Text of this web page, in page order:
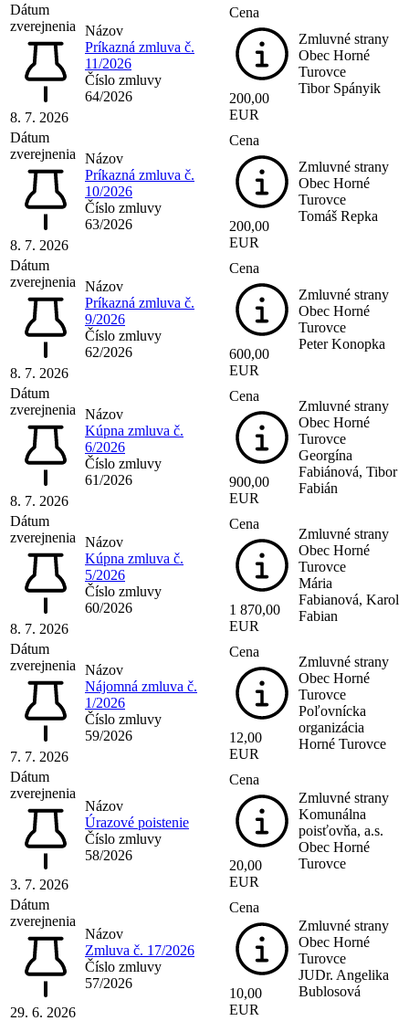
Dátum
zverejnenia
8. 7. 2026
Názov
Príkazná zmluva č.
11/2026
Číslo zmluvy
64/2026
Cena
200,00
EUR
Zmluvné strany
Obec Horné
Turovce
Tibor Spányik
Dátum
zverejnenia
8. 7. 2026
Názov
Príkazná zmluva č.
10/2026
Číslo zmluvy
63/2026
Cena
200,00
EUR
Zmluvné strany
Obec Horné
Turovce
Tomáš Repka
Dátum
zverejnenia
8. 7. 2026
Názov
Príkazná zmluva č.
9/2026
Číslo zmluvy
62/2026
Cena
600,00
EUR
Zmluvné strany
Obec Horné
Turovce
Peter Konopka
Dátum
zverejnenia
8. 7. 2026
Názov
Kúpna zmluva č.
6/2026
Číslo zmluvy
61/2026
Cena
900,00
EUR
Zmluvné strany
Obec Horné
Turovce
Georgína
Fabiánová, Tibor
Fabián
Dátum
zverejnenia
8. 7. 2026
Názov
Kúpna zmluva č.
5/2026
Číslo zmluvy
60/2026
Cena
1 870,00
EUR
Zmluvné strany
Obec Horné
Turovce
Mária
Fabianová, Karol
Fabian
Dátum
zverejnenia
7. 7. 2026
Názov
Nájomná zmluva č.
1/2026
Číslo zmluvy
59/2026
Cena
12,00
EUR
Zmluvné strany
Obec Horné
Turovce
Poľovnícka
organizácia
Horné Turovce
Dátum
zverejnenia
3. 7. 2026
Názov
Úrazové poistenie
Číslo zmluvy
58/2026
Cena
20,00
EUR
Zmluvné strany
Komunálna
poisťovňa, a.s.
Obec Horné
Turovce
Dátum
zverejnenia
29. 6. 2026
Názov
Zmluva č. 17/2026
Číslo zmluvy
57/2026
Cena
10,00
EUR
Zmluvné strany
Obec Horné
Turovce
JUDr. Angelika
Bublosová